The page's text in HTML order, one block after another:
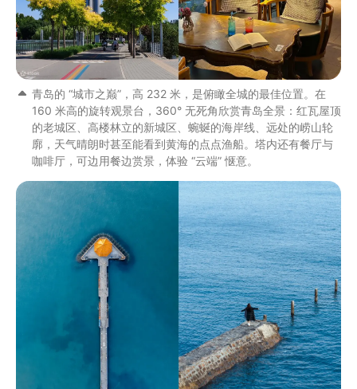
青岛的 “城市之巅”，高 232 米，是俯瞰全城的最佳位置。在
160 米高的旋转观景台，360° 无死角欣赏青岛全景：红瓦屋顶
的老城区、高楼林立的新城区、蜿蜒的海岸线、远处的崂山轮
廓，天气晴朗时甚至能看到黄海的点点渔船。塔内还有餐厅与
咖啡厅，可边用餐边赏景，体验 “云端” 惬意。